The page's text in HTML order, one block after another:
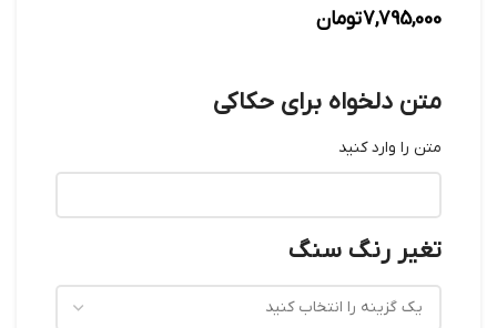
7,795,000تومان
متن دلخواه برای حکاکی
متن را وارد کنید
تغیر رنگ سنگ